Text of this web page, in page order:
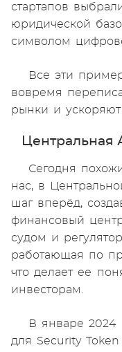
стартапов
юридической
символом
Все эти
вовремя
рынки и ускоряют
Центральная
Сегодня
нас, в
шаг вперёд,
финансовый
судом и
работающая по
что делает ее
инвесторам.
В январе 2024
для Security